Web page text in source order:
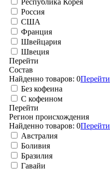
Республика Корея
Россия
США
Франция
Швейцария
Швеция
Перейти
Состав
Найденно товаров: 0Перейти
Без кофеина
С кофеином
Перейти
Регион происхождения
Найденно товаров: 0Перейти
Австралия
Боливия
Бразилия
Гавайи